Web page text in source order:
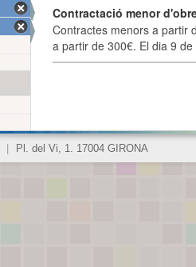
Contractació menor
Contractes menors a partir
a partir de 300€. El dia 9
Pl. del Vi, 1. 17004 GIRONA